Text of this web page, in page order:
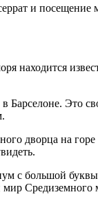
и
находится
Это
дворца на
с большой
Средиземного